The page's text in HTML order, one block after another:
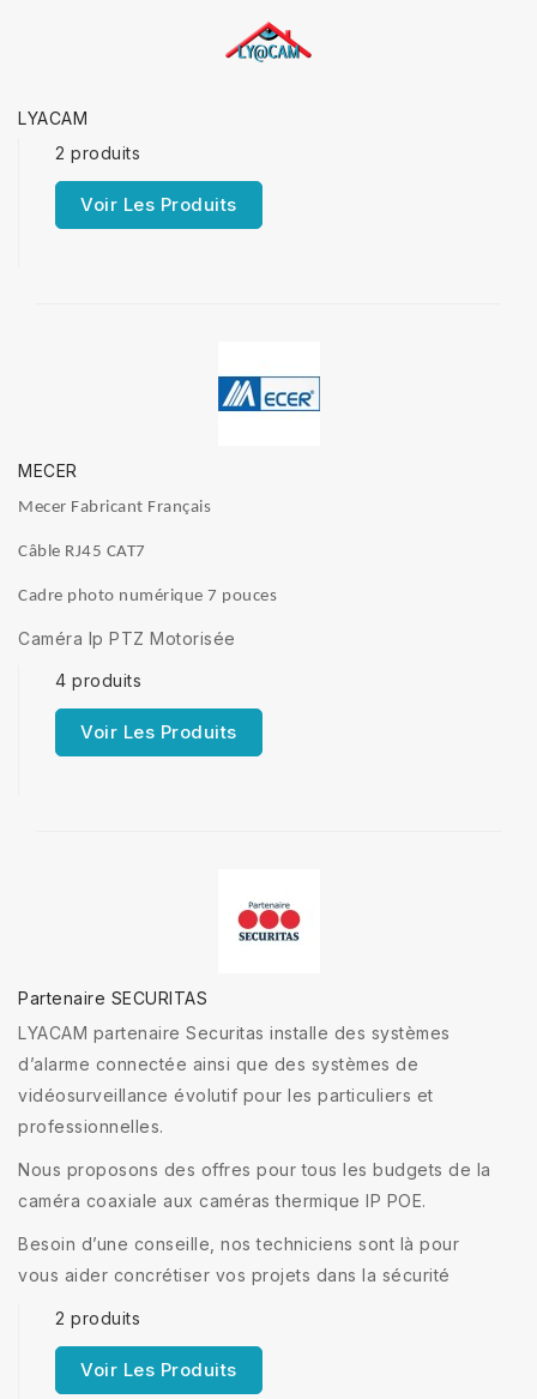
LYACAM
2 produits
Voir Les Produits
MECER
Mecer Fabricant Français
Câble RJ45 CAT7
Cadre photo numérique 7 pouces
Caméra Ip PTZ Motorisée
4 produits
Voir Les Produits
Partenaire SECURITAS
LYACAM partenaire Securitas installe des systèmes
d’alarme connectée ainsi que des systèmes de
vidéosurveillance évolutif pour les particuliers et
professionnelles.
Nous proposons des offres pour tous les budgets de la
caméra coaxiale aux caméras thermique IP POE.
Besoin d’une conseille, nos techniciens sont là pour
vous aider concrétiser vos projets dans la sécurité
2 produits
Voir Les Produits